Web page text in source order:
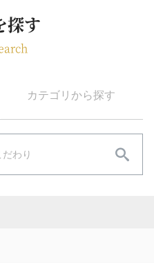
探す
カテゴリから探す